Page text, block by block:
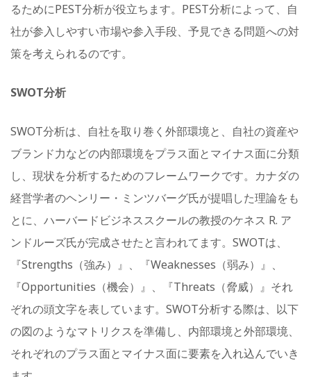
るためにPEST分析が役立ちます。PEST分析によって、自
社が参入しやすい市場や参入手段、予見できる問題への対
策を考えられるのです。
SWOT分析
SWOT分析は、自社を取り巻く外部環境と、自社の資産や
ブランド力などの内部環境をプラス面とマイナス面に分類
し、現状を分析するためのフレームワークです。カナダの
経営学者のヘンリー・ミンツバーグ氏が提唱した理論をも
とに、ハーバードビジネススクールの教授のケネス R. ア
ンドルーズ氏が完成させたと言われてます。SWOTは、
『Strengths（強み）』、『Weaknesses（弱み）』、
『Opportunities（機会）』、『Threats（脅威）』それ
ぞれの頭文字を表しています。SWOT分析する際は、以下
の図のようなマトリクスを準備し、内部環境と外部環境、
それぞれのプラス面とマイナス面に要素を入れ込んでいき